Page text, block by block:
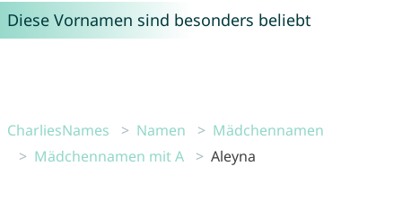
Diese Vornamen sind besonders beliebt
CharliesNames Namen
Mädchennamen
Mädchennamen mit A
Aleyna